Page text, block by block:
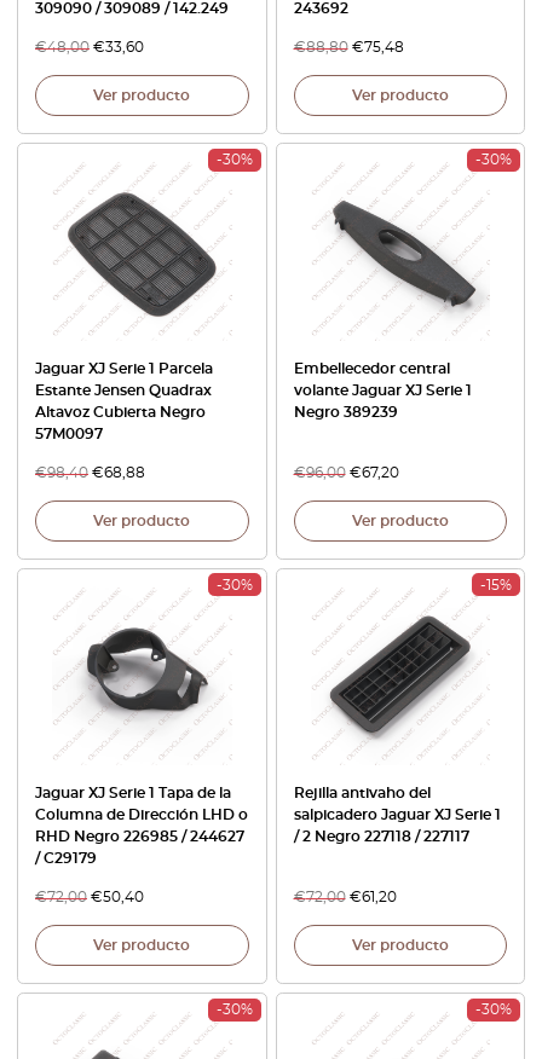
309090 / 309089 / 142.249
€48,00 €33,60
Ver producto
243692
€88,80 €75,48
Ver producto
-30%
Jaguar XJ Serie 1 Parcela
Estante Jensen Quadrax
Altavoz Cubierta Negro
57M0097
€98,40 €68,88
Ver producto
-30%
Embellecedor central
volante Jaguar XJ Serie 1
Negro 389239
€96,00 €67,20
Ver producto
-30%
Jaguar XJ Serie 1 Tapa de la
Columna de Dirección LHD o
RHD Negro 226985 / 244627
/ C29179
€72,00 €50,40
Ver producto
-15%
Rejilla antivaho del
salpicadero Jaguar XJ Serie 1
/ 2 Negro 227118 / 227117
€72,00 €61,20
Ver producto
-30% -30%